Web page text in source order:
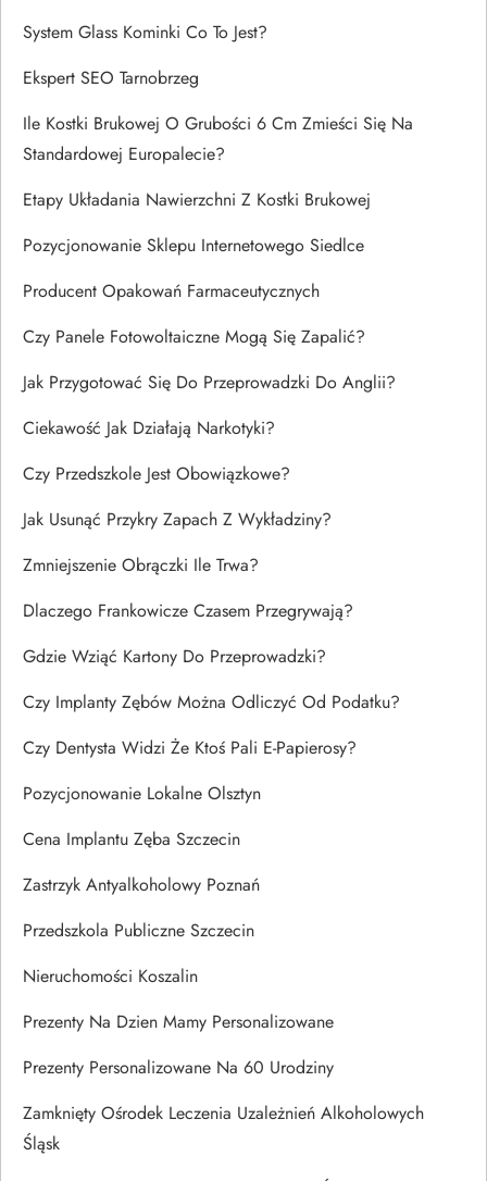
System Glass Kominki Co To Jest?
Ekspert SEO Tarnobrzeg
Ile Kostki Brukowej O Grubości 6 Cm Zmieści Się Na
Standardowej Europalecie?
Etapy Układania Nawierzchni Z Kostki Brukowej
Pozycjonowanie Sklepu Internetowego Siedlce
Producent Opakowań Farmaceutycznych
Czy Panele Fotowoltaiczne Mogą Się Zapalić?
Jak Przygotować Się Do Przeprowadzki Do Anglii?
Ciekawość Jak Działają Narkotyki?
Czy Przedszkole Jest Obowiązkowe?
Jak Usunąć Przykry Zapach Z Wykładziny?
Zmniejszenie Obrączki Ile Trwa?
Dlaczego Frankowicze Czasem Przegrywają?
Gdzie Wziąć Kartony Do Przeprowadzki?
Czy Implanty Zębów Można Odliczyć Od Podatku?
Czy Dentysta Widzi Że Ktoś Pali E-Papierosy?
Pozycjonowanie Lokalne Olsztyn
Cena Implantu Zęba Szczecin
Zastrzyk Antyalkoholowy Poznań
Przedszkola Publiczne Szczecin
Nieruchomości Koszalin
Prezenty Na Dzien Mamy Personalizowane
Prezenty Personalizowane Na 60 Urodziny
Zamknięty Ośrodek Leczenia Uzależnień Alkoholowych
Śląsk